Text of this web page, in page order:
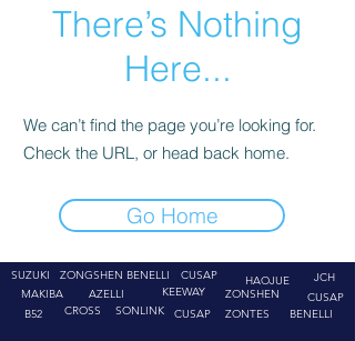
There’s Nothing
Here...
We can’t find the page you’re looking for.
Check the URL, or head back home.
Go Home
SUZUKI
ZONGSHEN
MAKIBA
AZELLI
BENELLI
CUSAP
KEEWAY
B52
CROSS SONLINK CUSAP
HAOJUE
JCH
ZONSHEN
ZONTES
CUSAP
BENELLI